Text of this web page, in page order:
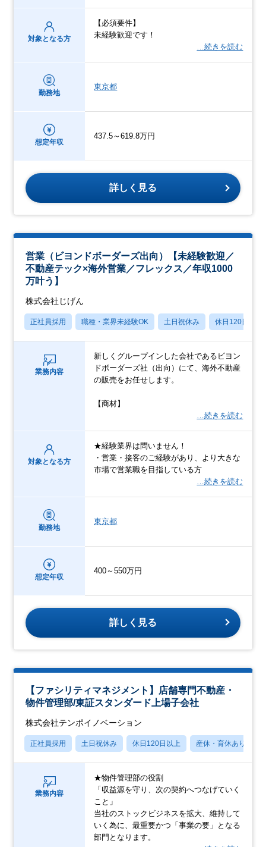
対象となる方
【必須要件】
未経験歓迎です！
…続きを読む
勤務地
東京都
想定年収
437.5～619.8万円
詳しく見る
営業（ビヨンドボーダーズ出向）【未経験歓迎／
不動産テック×海外営業／フレックス／年収1000
万叶う】
株式会社じげん
正社員採用 職種・業界未経験OK 土日祝休み 休日120日以上
業務内容
新しくグループインした会社であるビヨン
ドボーダーズ社（出向）にて、海外不動産
の販売をお任せします。
【商材】
…続きを読む
対象となる方
★経験業界は問いません！
・営業・接客のご経験があり、より大きな
市場で営業職を目指している方
…続きを読む
勤務地
東京都
想定年収
400～550万円
詳しく見る
【ファシリティマネジメント】店舗専門不動産・
物件管理部/東証スタンダード上場子会社
株式会社テンポイノベーション
正社員採用 土日祝休み 休日120日以上 産休・育休あり
業務内容
★物件管理部の役割
「収益源を守り、次の契約へつなげていく
こと」
当社のストックビジネスを拡大、維持して
いく為に、最重要かつ「事業の要」となる
部門となります。